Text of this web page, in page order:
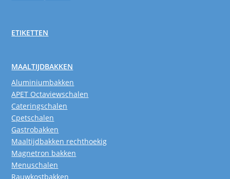
ETIKETTEN
MAALTIJDBAKKEN
Aluminiumbakken
APET Octaviewschalen
Cateringschalen
Cpetschalen
Gastrobakken
Maaltijdbakken rechthoekig
Magnetron bakken
Menuschalen
Rauwkostbakken